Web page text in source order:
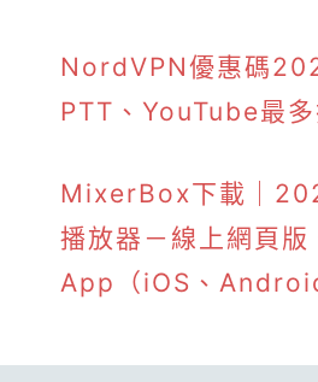
NordVPN優惠碼
PTT、YouTube最多
MixerBox下載｜
播放器－線上網頁版
App（iOS、